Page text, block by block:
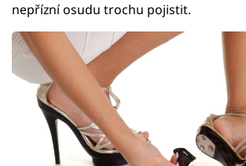
nepřízní osudu trochu pojistit.